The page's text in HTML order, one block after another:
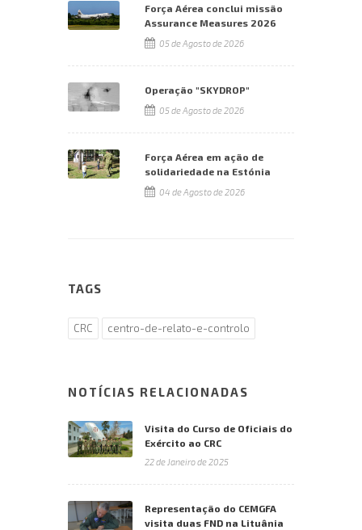
Força Aérea conclui missão
Assurance Measures 2026
05 de Agosto de 2026
Operação "SKYDROP"
05 de Agosto de 2026
Força Aérea em ação de
solidariedade na Estónia
04 de Agosto de 2026
TAGS
CRC centro-de-relato-e-controlo
NOTÍCIAS RELACIONADAS
Visita do Curso de Oficiais do
Exército ao CRC
22 de Janeiro de 2025
Representação do CEMGFA
visita duas FND na Lituânia